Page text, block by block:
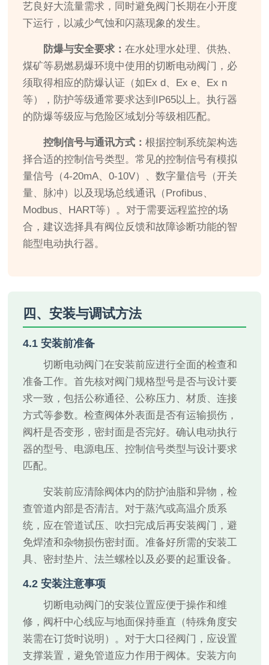
艺良好大流量需求，同时避免阀门长期在小开度
下运行，以减少气蚀和闪蒸现象的发生。
防爆与安全要求：在水处理水处理、供热、
煤矿等易燃易爆环境中使用的切断电动阀门，必
须取得相应的防爆认证（如Ex d、Ex e、Ex n
等），防护等级通常要求达到IP65以上。执行器
的防爆等级应与危险区域划分等级相匹配。
控制信号与通讯方式：根据控制系统架构选
择合适的控制信号类型。常见的控制信号有模拟
量信号（4-20mA、0-10V）、数字量信号（开关
量、脉冲）以及现场总线通讯（Profibus、
Modbus、HART等）。对于需要远程监控的场
合，建议选择具有阀位反馈和故障诊断功能的智
能型电动执行器。
四、安装与调试方法
4.1 安装前准备
切断电动阀门在安装前应进行全面的检查和
准备工作。首先核对阀门规格型号是否与设计要
求一致，包括公称通径、公称压力、材质、连接
方式等参数。检查阀体外表面是否有运输损伤，
阀杆是否变形，密封面是否完好。确认电动执行
器的型号、电源电压、控制信号类型与设计要求
匹配。
安装前应清除阀体内的防护油脂和异物，检
查管道内部是否清洁。对于蒸汽或高温介质系
统，应在管道试压、吹扫完成后再安装阀门，避
免焊渣和杂物损伤密封面。准备好所需的安装工
具、密封垫片、法兰螺栓以及必要的起重设备。
4.2 安装注意事项
切断电动阀门的安装位置应便于操作和维
修，阀杆中心线应与地面保持垂直（特殊角度安
装需在订货时说明）。对于大口径阀门，应设置
支撑装置，避免管道应力作用于阀体。安装方向